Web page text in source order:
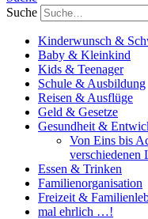
Suche
Kinderwunsch &
Baby & Kleinkind
Kids & Teenager
Schule & Ausbildung
Reisen & Ausflüge
Geld & Gesetze
Gesundheit &
Von Eins bis
verschiedenen
Essen & Trinken
Familienorganisation
Freizeit &
mal ehrlich …!